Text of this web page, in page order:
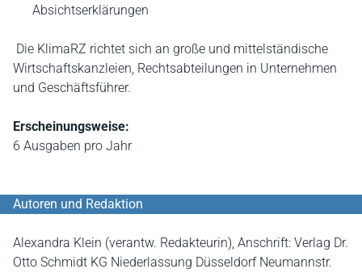
Absichtserklärungen
Die KlimaRZ richtet sich an große und mittelständische
Wirtschaftskanzleien, Rechtsabteilungen in Unternehmen
und Geschäftsführer.
Erscheinungsweise:
6 Ausgaben pro Jahr
Autoren und Redaktion
Alexandra Klein (verantw. Redakteurin), Anschrift: Verlag Dr.
Otto Schmidt KG Niederlassung Düsseldorf Neumannstr.